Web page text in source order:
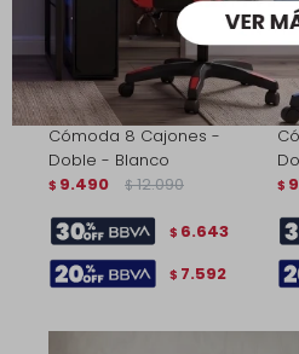
Cómoda 8 Cajones -
Doble - Blanco
$ 9.490 $ 12.090
$ 6.643
$ 7.592
$